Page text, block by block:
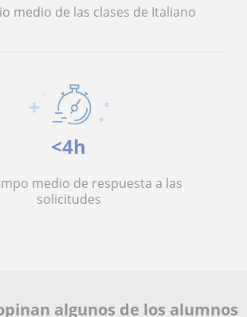
medio de las clases de Italiano
<4h
medio de respuesta a las
solicitudes
algunos de los alumnos